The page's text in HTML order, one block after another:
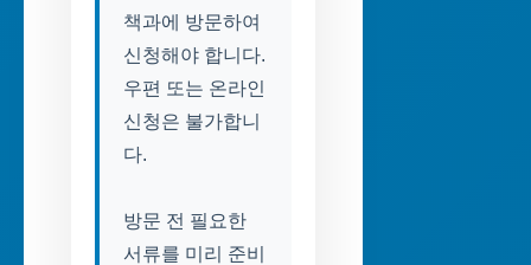
책과에 방문하여
신청해야 합니다.
우편 또는 온라인
신청은 불가합니
다.
방문 전 필요한
서류를 미리 준비